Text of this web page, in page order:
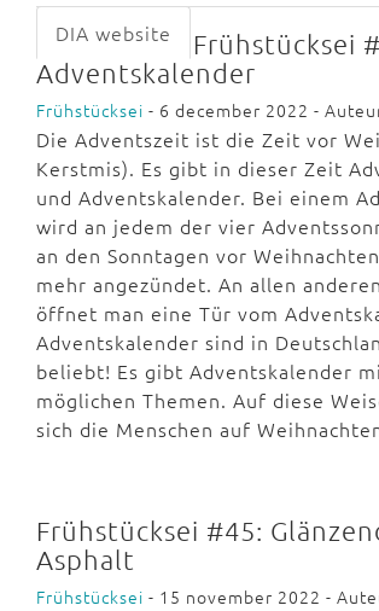
DIA website
Frühstücksei
Adventskalender
Frühstücksei - 6 december 2022 -
Die Adventszeit ist die Zeit vor
Kerstmis). Es gibt in dieser Zeit
und Adventskalender. Bei einem
wird an jedem der vier
an den Sonntagen vor
mehr angezündet. An allen
öffnet man eine Tür vom
Adventskalender sind in
beliebt! Es gibt Adventskalender
möglichen Themen. Auf diese
sich die Menschen auf
Frühstücksei #45:
Asphalt
Frühstücksei - 15 november 2022 -